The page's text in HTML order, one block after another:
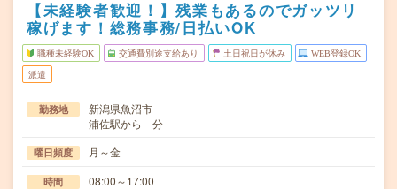
【未経験者歓迎！】残業もあるのでガッツリ
稼げます！総務事務/日払いOK
職種未経験OK 交通費別途支給あり 土日祝日が休み WEB登録OK
派遣
勤務地
新潟県魚沼市
浦佐駅から---分
曜日頻度 月～金
時間 08:00～17:00